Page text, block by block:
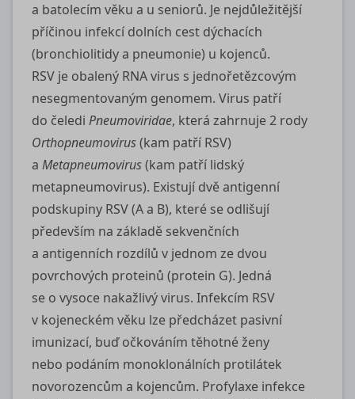
a batolecím věku a u seniorů. Je nejdůležitější
příčinou infekcí dolních cest dýchacích
(bronchiolitidy a pneumonie) u kojenců.
RSV je obalený RNA virus s jednořetězcovým
nesegmentovaným genomem. Virus patří
do čeledi Pneumoviridae, která zahrnuje 2 rody
Orthopneumovirus(kam patří RSV)
a Metapneumovirus(kam patří lidský
metapneumovirus). Existují dvě antigenní
podskupiny RSV (A a B), které se odlišují
především na základě sekvenčních
a antigenních rozdílů v jednom ze dvou
povrchových proteinů (protein G). Jedná
se o vysoce nakažlivý virus. Infekcím RSV
v kojeneckém věku lze předcházet pasivní
imunizací, buď očkováním těhotné ženy
nebo podáním monoklonálních protilátek
novorozencům a kojencům. Profylaxe infekce